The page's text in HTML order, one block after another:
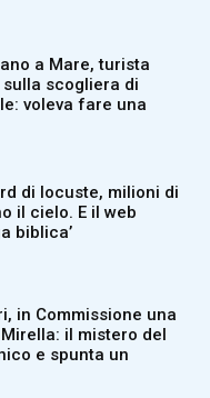
a Mare, turista
scogliera di
voleva fare una
di locuste, milioni di
il cielo. E il web
biblica’
in Commissione una
il mistero del
e spunta un